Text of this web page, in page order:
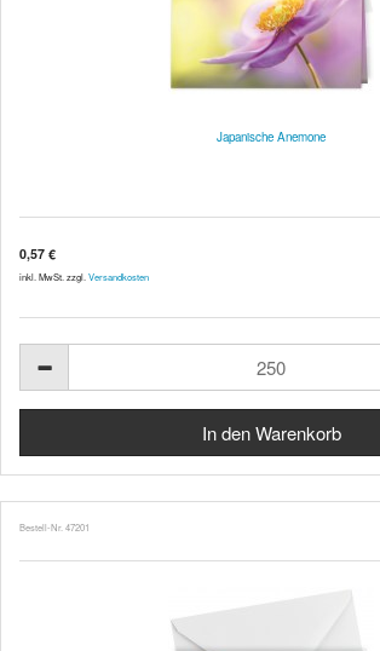
Japanische Anemone
0,57 €
inkl. MwSt. zzgl. Versandkosten
Bestell-Nr. 47201